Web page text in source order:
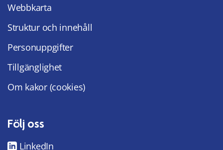
Webbkarta
Struktur och innehåll
Personuppgifter
Tillgänglighet
Om kakor (cookies)
Följ oss
LinkedIn